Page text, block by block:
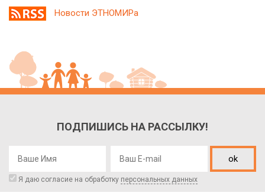
Новости ЭТНОМИРа
ПОДПИШИСЬ НА РАССЫЛКУ!
ok
Я даю согласие на обработку персональных данных